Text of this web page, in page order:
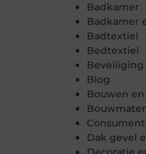
Badkamer
Badkamer
Badtextiel
Bedtextiel
Beveiliging
Blog
Bouwen
Dak gevel